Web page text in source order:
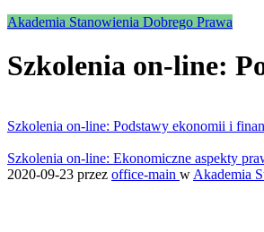
Akademia Stanowienia Dobrego Prawa
Szkolenia on-line:
Szkolenia on-line: Podstawy ekonomii i
Szkolenia on-line: Ekonomiczne aspekty
2020-09-23 przez office-main w Akademia